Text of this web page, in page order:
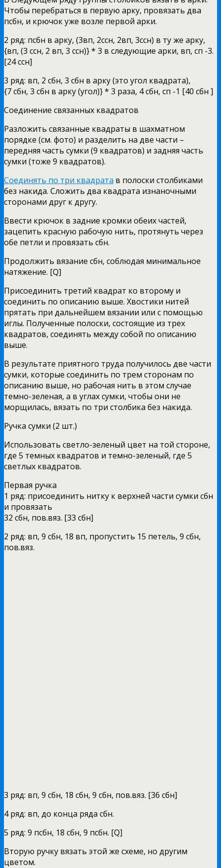
Чтобы перебраться в первую арку, провязать два
псбн, и крючок уже возле первой арки.
2 ряд: псбн в арку, (3вп, 2ссн, 2вп, 3ссн) в ту же арку,
{вп, (3 ссн, 2 вп, 3 ссн)} * 3 в следующие арки, вп, сп -3.
[24 ссн]
3 ряд: вп, 2 сбн, 3 сбн в арку (это угол квадрата),
{7 сбн, 3 сбн в арку (угол)} * 3 раза, 4 сбн, сп -1 [40 сбн ]
Соединение связанных квадратов
Разложить связанные квадраты в шахматном
порядке (см. фото) и разделить на две части –
передняя часть сумки (9 квадратов) и задняя часть
сумки (тоже 9 квадратов).
Соединять по три квадрата в полоски столбиками
без накида. Сложить два квадрата изнаночными
сторонами друг к другу.
Ввести крючок в задние кромки обеих частей,
зацепить красную рабочую нить, протянуть через
обе петли и провязать сбн.
Продолжить вязание сбн, соблюдая минимальное
натяжение. [Q]
Присоединить третий квадрат ко второму и
соединить по описанию выше. Хвостики нитей
прятать при дальнейшем вязании или с помощью
иглы. Полученные полоски, состоящие из трех
квадратов, соединять между собой по описанию
выше.
В результате приятного труда получилось две части
сумки, которые соединить по трем сторонам по
описанию выше, но рабочая нить в этом случае
темно-зеленая, а в углах сумки, чтобы они не
морщилась, вязать по три столбика без накида.
Ручка сумки (2 шт.)
Использовать светло-зеленый цвет на той стороне,
где 5 темных квадратов и темно-зеленый, где 5
светлых квадратов.
Первая ручка
1 ряд: присоединить нитку к верхней части сумки сбн
и провязать
32 сбн, пов.вяз. [33 сбн]
2 ряд: вп, 9 сбн, 18 вп, пропустить 15 петель, 9 сбн,
пов.вяз.
3 ряд: вп, 9 сбн, 18 сбн, 9 сбн, пов.вяз. [36 сбн]
4 ряд: вп, до конца ряда сбн.
5 ряд: 9 псбн, 18 сбн, 9 псбн. [Q]
Вторую ручку вязать этой же схеме, но другим
цветом.